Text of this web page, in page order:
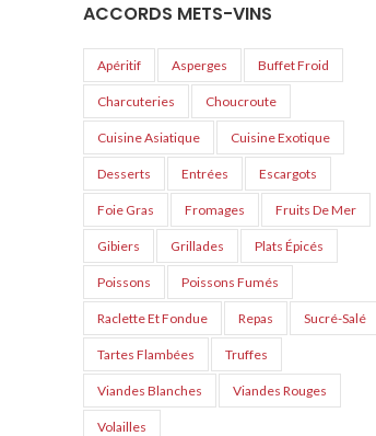
ACCORDS METS-VINS
Apéritif Asperges Buffet Froid
Charcuteries Choucroute
Cuisine Asiatique Cuisine Exotique
Desserts Entrées Escargots
Foie Gras Fromages Fruits De Mer
Gibiers Grillades Plats Épicés
Poissons Poissons Fumés
Raclette Et Fondue Repas Sucré-Salé
Tartes Flambées Truffes
Viandes Blanches Viandes Rouges
Volailles